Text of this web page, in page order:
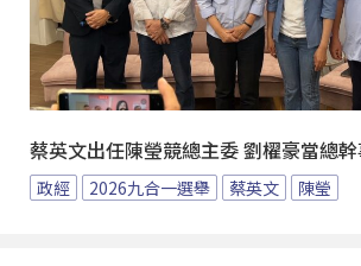
蔡英文出任陳瑩競總主委 劉櫂豪當總
政經 2026九合一選舉 蔡英文 陳瑩